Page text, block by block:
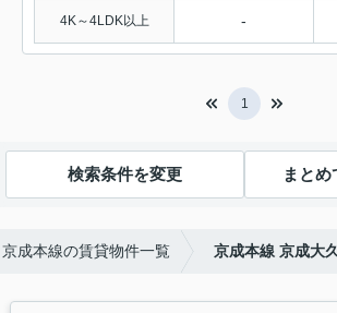
4K～4LDK以上 -
1
検索条件を変更 まと
京成本線の賃貸物件一覧 京成本線 京成大